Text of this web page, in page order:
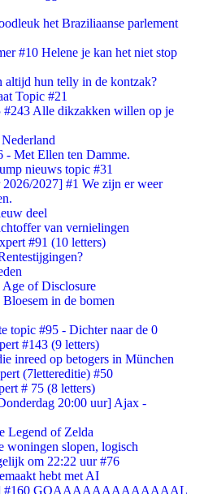
het Braziliaanse parlement
#10 Helene je kan het niet stop
altijd hun telly in de kontzak?
Topic #21
#243 Alle dikzakken willen op je
- Met Ellen ten Damme.
nieuws topic #31
2027] #1 We zijn er weer
deel
van vernielingen
#91 (10 letters)
of Disclosure
in de bomen
topic #95 - Dichter naar de 0
#143 (9 letters)
inreed op betogers in München
(7lettereditie) #50
# 75 (8 letters)
20:00 uur] Ajax -
Legend of Zelda
woningen slopen, logisch
om 22:22 uur #76
hebt met AI
#160 GOAAAAAAAAAAAAAL